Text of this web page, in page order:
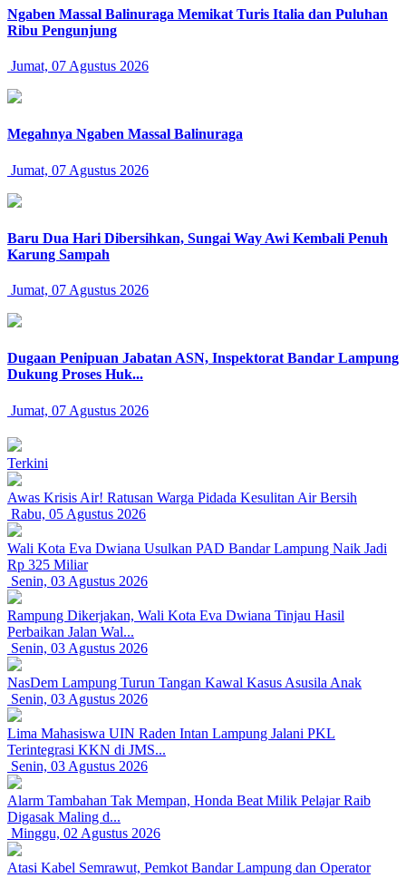
Ngaben Massal Balinuraga Memikat Turis Italia dan Puluhan
Ribu Pengunjung
Jumat, 07 Agustus 2026
Megahnya Ngaben Massal Balinuraga
Jumat, 07 Agustus 2026
Baru Dua Hari Dibersihkan, Sungai Way Awi Kembali Penuh
Karung Sampah
Jumat, 07 Agustus 2026
Dugaan Penipuan Jabatan ASN, Inspektorat Bandar Lampung
Dukung Proses Huk...
Jumat, 07 Agustus 2026
Terkini
Awas Krisis Air! Ratusan Warga Pidada Kesulitan Air Bersih
Rabu, 05 Agustus 2026
Wali Kota Eva Dwiana Usulkan PAD Bandar Lampung Naik Jadi
Rp 325 Miliar
Senin, 03 Agustus 2026
Rampung Dikerjakan, Wali Kota Eva Dwiana Tinjau Hasil
Perbaikan Jalan Wal...
Senin, 03 Agustus 2026
NasDem Lampung Turun Tangan Kawal Kasus Asusila Anak
Senin, 03 Agustus 2026
Lima Mahasiswa UIN Raden Intan Lampung Jalani PKL
Terintegrasi KKN di JMS...
Senin, 03 Agustus 2026
Alarm Tambahan Tak Mempan, Honda Beat Milik Pelajar Raib
Digasak Maling d...
Minggu, 02 Agustus 2026
Atasi Kabel Semrawut, Pemkot Bandar Lampung dan Operator